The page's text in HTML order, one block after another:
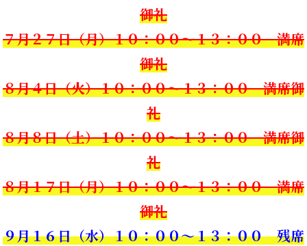
御礼
７月２７日（月）１０：００〜１３：００ 満席
御礼
８月４日（火）１０：００〜１３：００ 満席御
礼
８月８日（土）１０：００〜１３：００ 満席御
礼
８月１７日（月）１０：００〜１３：００ 満席
御礼
９月１６日（水）１０：００〜１３：００ 残席